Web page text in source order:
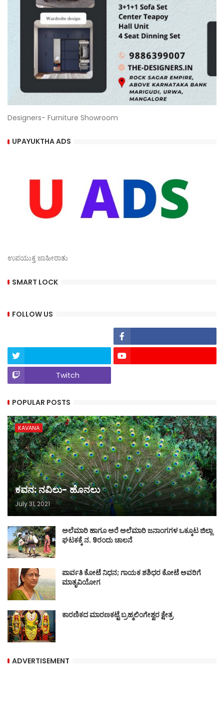
Designers- Furniture Showroom
UPAYUKTHA ADS
ಉಪಯುಕ್ತ ಜಾಹೀರಾತು
SMART LOCK
FOLLOW US
Twitch
POPULAR POSTS
KAVANA
ಕವನ: ನವಿಲು- ಹೊನಲು
July 31, 2021
ಅಲೆಮಾರಿ ಹಾಗೂ ಅರೆ ಅಲೆಮಾರಿ ಜನಾಂಗಗಳ ಒಕ್ಕೂಟ ಜಿಲ್ಲಾ
ಘಟಕಕ್ಕೆ ನ. 9ರಂದು ಚಾಲನೆ
ಪಾರ್ವತಿ ಕೋಟೆ ನಿಧನ; ಗಾಯಕ ಶಶಿಧರ ಕೋಟೆ ಅವರಿಗೆ
ಮಾತೃವಿಯೋಗ
ಕಾರಣಿಕದ ಮಾರಣಕಟ್ಟೆ ಬ್ರಹ್ಮಲಿಂಗೇಶ್ವರ ಕ್ಷೇತ್ರ
ADVERTISEMENT